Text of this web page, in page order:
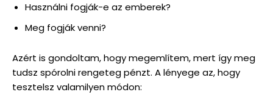
Használni fogják-e az emberek?
Meg fogják venni?
Azért is gondoltam, hogy megemlítem, mert így meg
tudsz spórolni rengeteg pénzt. A lényege az, hogy
tesztelsz valamilyen módon: